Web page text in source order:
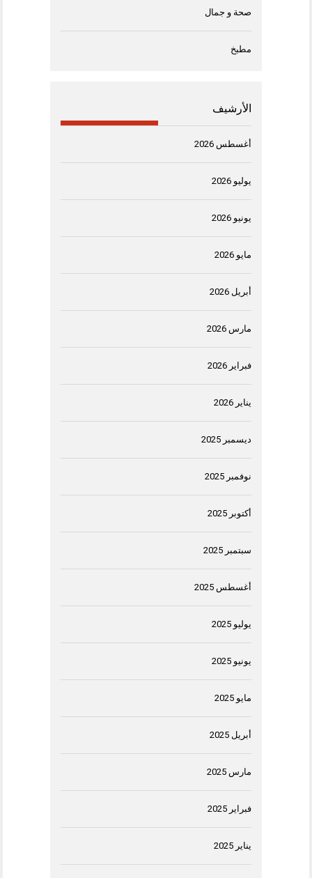
صحة و جمال
مطبخ
الأرشيف
أغسطس 2026
يوليو 2026
يونيو 2026
مايو 2026
أبريل 2026
مارس 2026
فبراير 2026
يناير 2026
ديسمبر 2025
نوفمبر 2025
أكتوبر 2025
سبتمبر 2025
أغسطس 2025
يوليو 2025
يونيو 2025
مايو 2025
أبريل 2025
مارس 2025
فبراير 2025
يناير 2025